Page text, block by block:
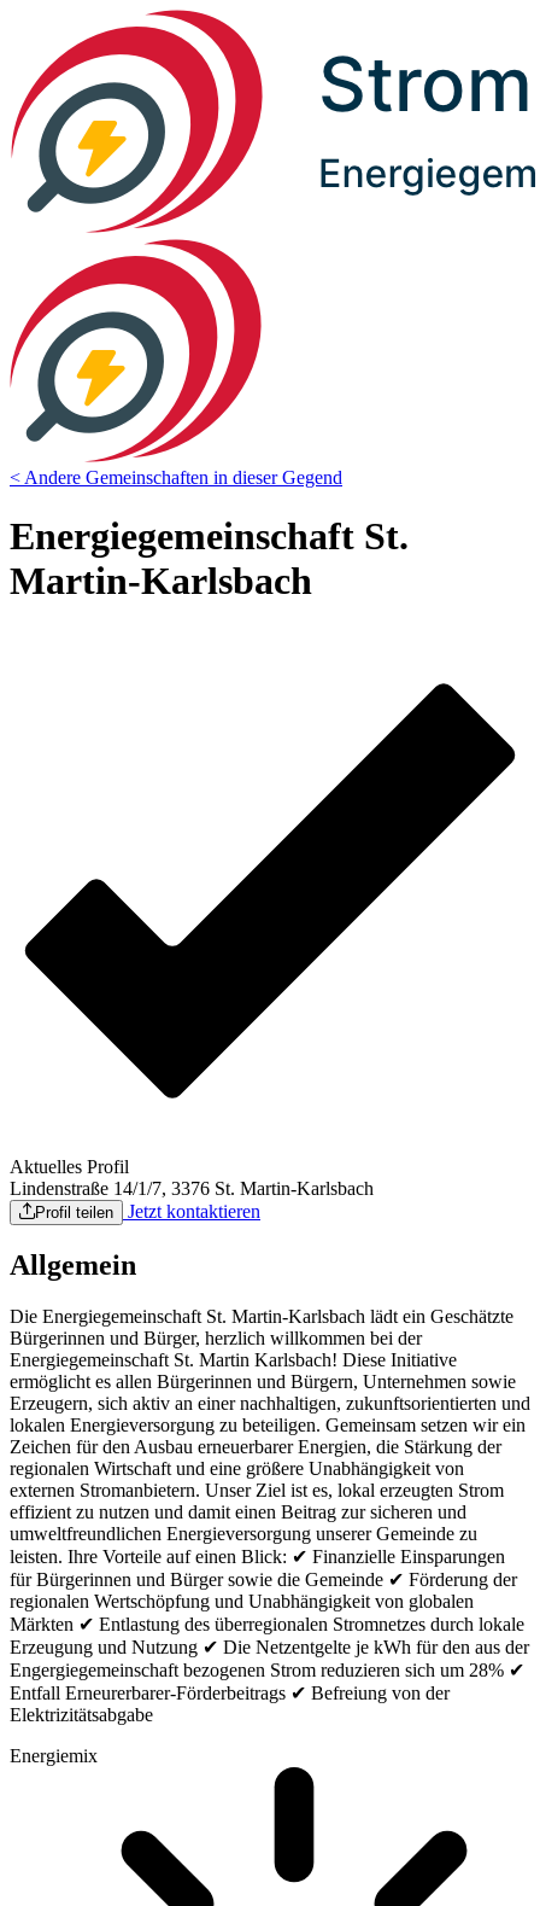
< Andere Gemeinschaften in dieser Gegend
Energiegemeinschaft St.
Martin-Karlsbach
Aktuelles Profil
Lindenstraße 14/1/7, 3376 St. Martin-Karlsbach
Profil teilen Jetzt kontaktieren
Allgemein
Die Energiegemeinschaft St. Martin-Karlsbach lädt ein Geschätzte
Bürgerinnen und Bürger, herzlich willkommen bei der
Energiegemeinschaft St. Martin Karlsbach! Diese Initiative
ermöglicht es allen Bürgerinnen und Bürgern, Unternehmen sowie
Erzeugern, sich aktiv an einer nachhaltigen, zukunftsorientierten und
lokalen Energieversorgung zu beteiligen. Gemeinsam setzen wir ein
Zeichen für den Ausbau erneuerbarer Energien, die Stärkung der
regionalen Wirtschaft und eine größere Unabhängigkeit von
externen Stromanbietern. Unser Ziel ist es, lokal erzeugten Strom
effizient zu nutzen und damit einen Beitrag zur sicheren und
umweltfreundlichen Energieversorgung unserer Gemeinde zu
leisten. Ihre Vorteile auf einen Blick: ✔ Finanzielle Einsparungen
für Bürgerinnen und Bürger sowie die Gemeinde ✔ Förderung der
regionalen Wertschöpfung und Unabhängigkeit von globalen
Märkten ✔ Entlastung des überregionalen Stromnetzes durch lokale
Erzeugung und Nutzung ✔ Die Netzentgelte je kWh für den aus der
Engergiegemeinschaft bezogenen Strom reduzieren sich um 28% ✔
Entfall Erneurerbarer-Förderbeitrags ✔ Befreiung von der
Elektrizitätsabgabe
Energiemix